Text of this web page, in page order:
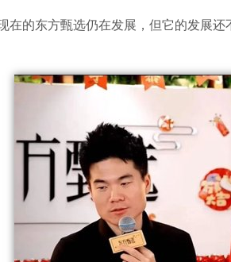
在的东方甄选仍在发展，但它的发展